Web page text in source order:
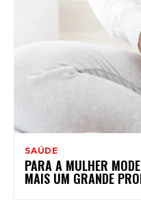
SAÚDE
PARA A MULHER
MAIS UM GRANDE